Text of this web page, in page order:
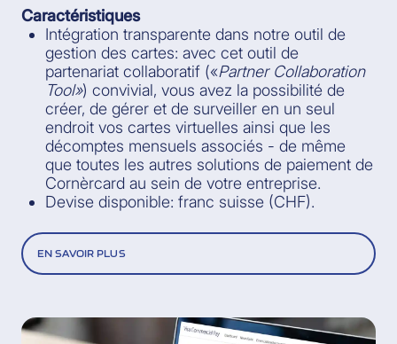
Caractéristiques
Intégration transparente dans notre outil de
gestion des cartes: avec cet outil de
partenariat collaboratif («Partner Collaboration
Tool») convivial, vous avez la possibilité de
créer, de gérer et de surveiller en un seul
endroit vos cartes virtuelles ainsi que les
décomptes mensuels associés - de même
que toutes les autres solutions de paiement de
Cornèrcard au sein de votre entreprise.
Devise disponible: franc suisse (CHF).
EN SAVOIR PLUS